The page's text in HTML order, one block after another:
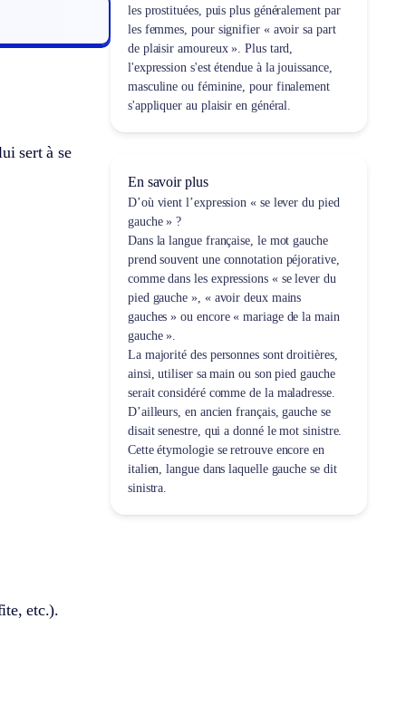
sert à se
etc.).
les prostituées, puis plus généralement par
les femmes, pour signifier « avoir sa part
de plaisir amoureux ». Plus tard,
l'expression s'est étendue à la jouissance,
masculine ou féminine, pour finalement
s'appliquer au plaisir en général.
En savoir plus
D’où vient l’expression « se lever du pied
gauche » ?
Dans la langue française, le motgauche
prend souvent une connotation péjorative,
comme dans les expressions « se lever du
pied gauche », « avoir deux mains
gauches » ou encore « mariage de la main
gauche ».
La majorité des personnes sont droitières,
ainsi, utiliser sa main ou son pied gauche
serait considéré comme de la maladresse.
D’ailleurs, en ancien français,gauchese
disaitsenestre, qui a donné le motsinistre.
Cette étymologie se retrouve encore en
italien, langue dans laquelle gauche se dit
sinistra